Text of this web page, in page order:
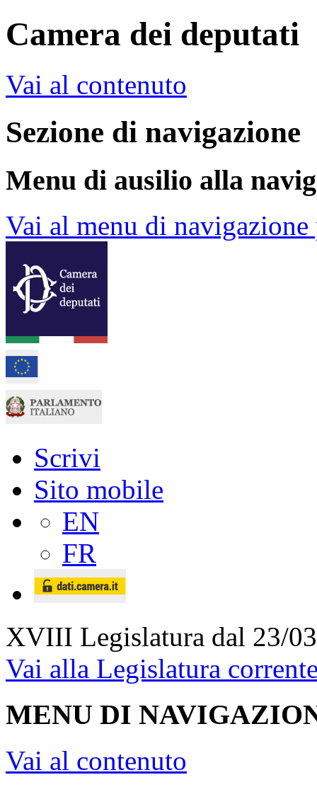
Camera dei deputati
Vai al contenuto
Sezione di navigazione
Menu di ausilio alla
Vai al menu di
Scrivi
Sito mobile
EN
FR
XVIII Legislatura dal 23/
Vai alla Legislatura
MENU DI
Vai al contenuto